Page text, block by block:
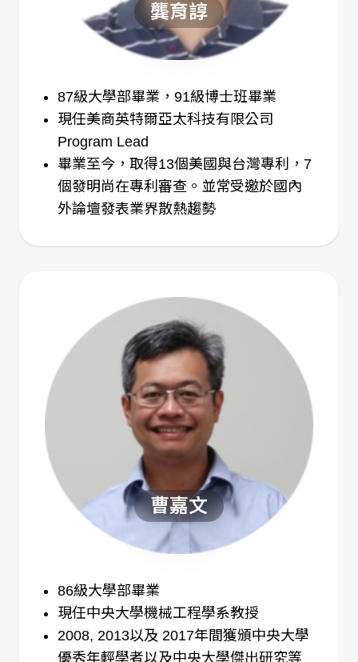
龔育諄
87級大學部畢業，91級博士班畢業
現任美商英特爾亞太科技有限公司
Program Lead
畢業至今，取得13個美國與台灣專利，7
個發明尚在專利審查。並常受邀於國內
外論壇發表業界散熱趨勢
曹嘉文
86級大學部畢業
現任中央大學機械工程學系教授
2008, 2013以及 2017年間獲頒中央大學
優秀年輕學者以及中央大學傑出研究等